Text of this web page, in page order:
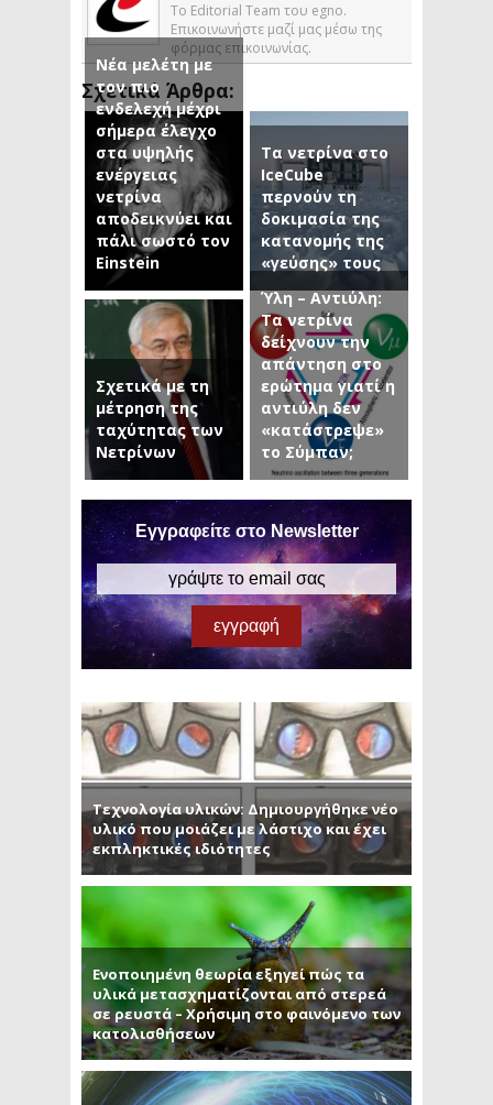
Το Editorial Team του egno.
Επικοινωνήστε μαζί μας μέσω της
φόρμας επικοινωνίας.
Σχετικά Άρθρα:
Νέα μελέτη με
τον πιο
ενδελεχή μέχρι
σήμερα έλεγχο
στα υψηλής
ενέργειας
νετρίνα
αποδεικνύει και
πάλι σωστό τον
Einstein
Τα νετρίνα στο
IceCube
περνούν τη
δοκιμασία της
κατανομής της
«γεύσης» τους
Σχετικά με τη
μέτρηση της
ταχύτητας των
Νετρίνων
Ύλη – Αντιύλη:
Τα νετρίνα
δείχνουν την
απάντηση στο
ερώτημα γιατί η
αντιύλη δεν
«κατάστρεψε»
το Σύμπαν;
Εγγραφείτε στο Newsletter
Τεχνολογία υλικών: Δημιουργήθηκε νέο
υλικό που μοιάζει με λάστιχο και έχει
εκπληκτικές ιδιότητες
Ενοποιημένη θεωρία εξηγεί πώς τα
υλικά μετασχηματίζονται από στερεά
σε ρευστά – Χρήσιμη στο φαινόμενο των
κατολισθήσεων